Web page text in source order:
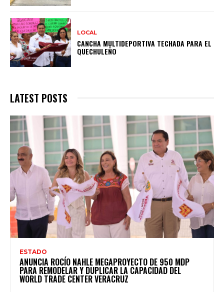
LOCAL
CANCHA MULTIDEPORTIVA TECHADA PARA EL
QUECHULEÑO
LATEST POSTS
ESTADO
ANUNCIA ROCÍO NAHLE MEGAPROYECTO DE 950 MDP
PARA REMODELAR Y DUPLICAR LA CAPACIDAD DEL
WORLD TRADE CENTER VERACRUZ